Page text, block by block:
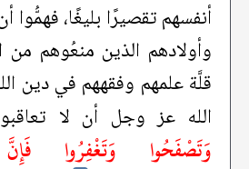
أنفسهم تقصيرًا بليغًا، فهمُّوا
وأولادهم الذين منعُوهم
قلَّة علمهم وفقههم في دين
الله عز وجل أن لا
وَتَصْفَحُوا وَتَغْفِرُوا